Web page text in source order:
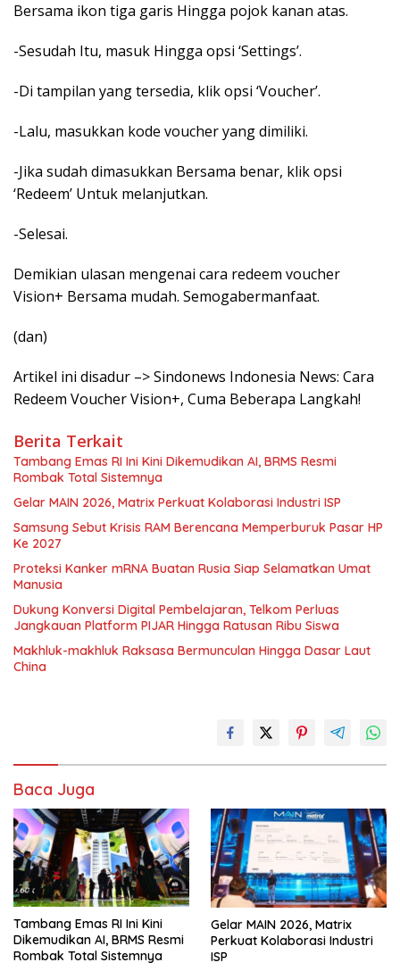
Bersama ikon tiga garis Hingga pojok kanan atas.
-Sesudah Itu, masuk Hingga opsi ‘Settings’.
-Di tampilan yang tersedia, klik opsi ‘Voucher’.
-Lalu, masukkan kode voucher yang dimiliki.
-Jika sudah dimasukkan Bersama benar, klik opsi
‘Redeem’ Untuk melanjutkan.
-Selesai.
Demikian ulasan mengenai cara redeem voucher
Vision+ Bersama mudah. Semogabermanfaat.
(dan)
Artikel ini disadur –> Sindonews Indonesia News: Cara
Redeem Voucher Vision+, Cuma Beberapa Langkah!
Berita Terkait
Tambang Emas RI Ini Kini Dikemudikan AI, BRMS Resmi
Rombak Total Sistemnya
Gelar MAIN 2026, Matrix Perkuat Kolaborasi Industri ISP
Samsung Sebut Krisis RAM Berencana Memperburuk Pasar HP
Ke 2027
Proteksi Kanker mRNA Buatan Rusia Siap Selamatkan Umat
Manusia
Dukung Konversi Digital Pembelajaran, Telkom Perluas
Jangkauan Platform PIJAR Hingga Ratusan Ribu Siswa
Makhluk-makhluk Raksasa Bermunculan Hingga Dasar Laut
China
Baca Juga
Tambang Emas RI Ini Kini
Dikemudikan AI, BRMS Resmi
Rombak Total Sistemnya
Gelar MAIN 2026, Matrix
Perkuat Kolaborasi Industri
ISP